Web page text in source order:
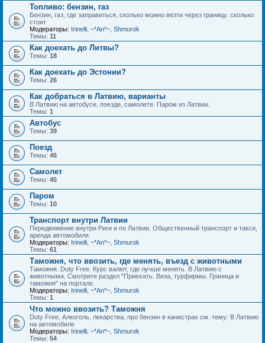
Топливо: бензин, газ
Бензин, газ, где заправиться, сколько можно везти через границу. сколько
стоит
Модераторы: Irinelli ~*An*~ Shmurok
Темы: 11
Как доехать до Литвы?
Темы: 18
Как доехать до Эстонии?
Темы: 26
Как добраться в Латвию, варианты
В Латвию на автобусе, поезде, самолете. Паром из Латвии.
Темы: 1
Автобус
Темы: 39
Поезд
Темы: 46
Самолет
Темы: 45
Паром
Темы: 10
Транспорт внутри Латвии
Передвижение внутри Риги и по Латвии. Общественный транспорт и такси,
аренда автомобиля.
Модераторы: Irinelli ~*An*~ Shmurok
Темы: 61
Таможня, что ввозить, где менять, въезд с животными
Таможня. Duty Free. Курс валют, где лучше менять. В Латвию с
животными. Смотрите раздел "Приехать. Виза, турфирмы. Граница и
таможня" на портале.
Модераторы: Irinelli ~*An*~ Shmurok
Темы: 1
Что можно ввозить? Таможня
Duty Free, Алкоголь, лекарства, про бензин в канистрах см. тему: В Латвию
на автомобиле
Модераторы: Irinelli ~*An*~ Shmurok
Темы: 54